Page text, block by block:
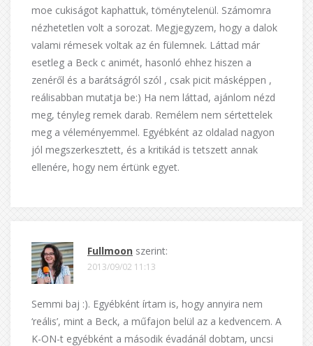
moe cukiságot kaphattuk, töménytelenül. Számomra
nézhetetlen volt a sorozat. Megjegyzem, hogy a dalok
valami rémesek voltak az én fülemnek. Láttad már
esetleg a Beck c animét, hasonló ehhez hiszen a
zenéről és a barátságról szól , csak picit másképpen ,
reálisabban mutatja be:) Ha nem láttad, ajánlom nézd
meg, tényleg remek darab. Remélem nem sértettelek
meg a véleményemmel. Egyébként az oldalad nagyon
jól megszerkesztett, és a kritikád is tetszett annak
ellenére, hogy nem értünk egyet.
Fullmoon szerint:
2013/09/02 11:13
Semmi baj :). Egyébként írtam is, hogy annyira nem
‘reális’, mint a Beck, a műfajon belül az a kedvencem. A
K-ON-t egyébként a második évadánál dobtam, uncsi